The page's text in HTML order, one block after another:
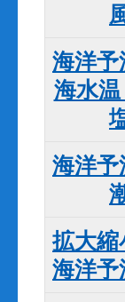
海洋
海水温
海洋
拡大縮
海洋